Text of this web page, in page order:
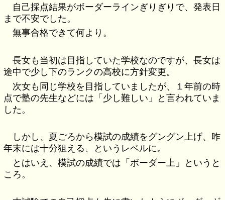
自己採点結果がボーダーラインぎりぎりで、発表日
まで不安でした。
無事合格できて何より。
長女も当初は目指していた学校なのですが、長女は
途中で少し下のランクの高校に方針変更。
次女も同じ学校を目指していましたが、１年前の時
点で塾の先生などには「少し難しい」と言われていま
した。
しかし、夏ごろから模試の成績をグングン上げ、昨
年末には十分狙える、というレベルに。
とはいえ、模試の成績では「ボーダー上」というと
ころ。